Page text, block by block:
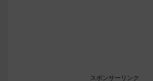
スポンサーリンク